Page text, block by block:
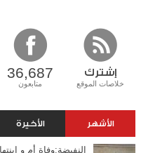
إشترك
خلاصات الموقع
36,687
متابعون
الأشهر الأخيرة
النفيضة:وفاة أم و